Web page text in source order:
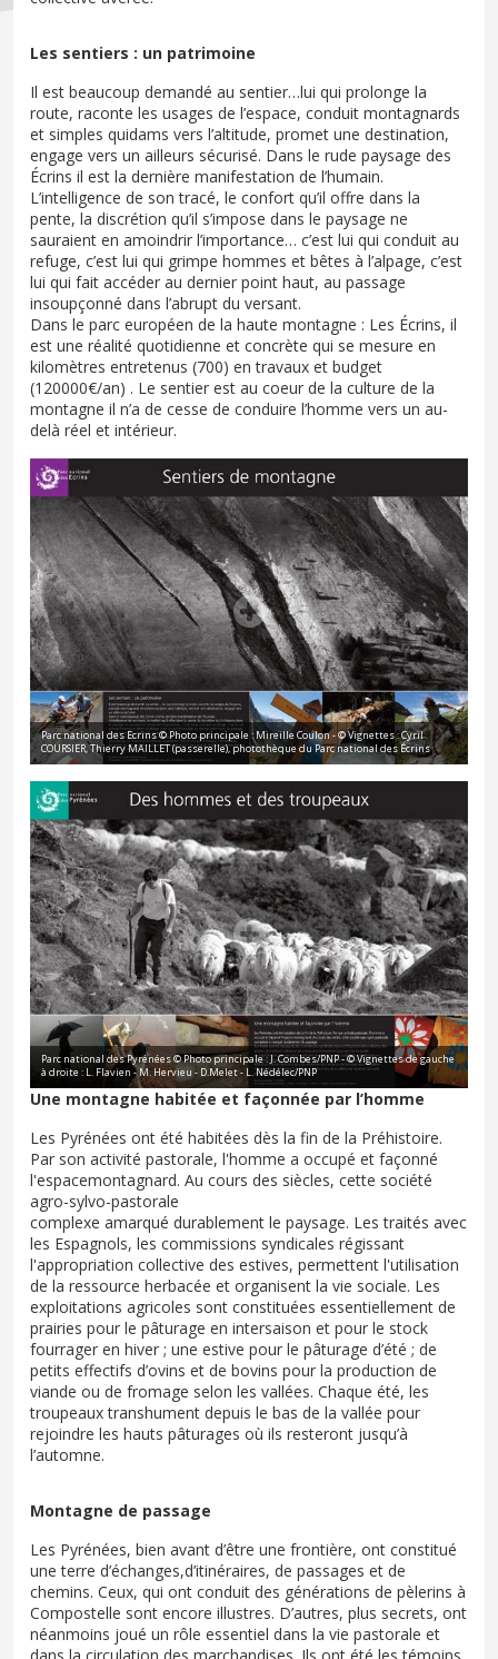
Les sentiers : un patrimoine
Il est beaucoup demandé au sentier…lui qui prolonge la
route, raconte les usages de l’espace, conduit montagnards
et simples quidams vers l’altitude, promet une destination,
engage vers un ailleurs sécurisé. Dans le rude paysage des
Écrins il est la dernière manifestation de l’humain.
L’intelligence de son tracé, le confort qu’il offre dans la
pente, la discrétion qu’il s’impose dans le paysage ne
sauraient en amoindrir l’importance… c’est lui qui conduit au
refuge, c’est lui qui grimpe hommes et bêtes à l’alpage, c’est
lui qui fait accéder au dernier point haut, au passage
insoupçonné dans l’abrupt du versant.
Dans le parc européen de la haute montagne : Les Écrins, il
est une réalité quotidienne et concrète qui se mesure en
kilomètres entretenus (700) en travaux et budget
(120000€/an) . Le sentier est au coeur de la culture de la
montagne il n’a de cesse de conduire l’homme vers un au-
delà réel et intérieur.
Parc national des Ecrins © Photo principale : Mireille Coulon - © Vignettes : Cyril
COURSIER, Thierry MAILLET (passerelle), photothèque du Parc national des Écrins
Parc national des Pyrénées © Photo principale : J. Combes/PNP - © Vignettes de gauche
à droite : L. Flavien - M. Hervieu - D.Melet - L. Nédélec/PNP
Une montagne habitée et façonnée par l’homme
Les Pyrénées ont été habitées dès la fin de la Préhistoire.
Par son activité pastorale, l'homme a occupé et façonné
l'espacemontagnard. Au cours des siècles, cette société
agro-sylvo-pastorale
complexe amarqué durablement le paysage. Les traités avec
les Espagnols, les commissions syndicales régissant
l'appropriation collective des estives, permettent l'utilisation
de la ressource herbacée et organisent la vie sociale. Les
exploitations agricoles sont constituées essentiellement de
prairies pour le pâturage en intersaison et pour le stock
fourrager en hiver ; une estive pour le pâturage d’été ; de
petits effectifs d’ovins et de bovins pour la production de
viande ou de fromage selon les vallées. Chaque été, les
troupeaux transhument depuis le bas de la vallée pour
rejoindre les hauts pâturages où ils resteront jusqu’à
l’automne.
Montagne de passage
Les Pyrénées, bien avant d’être une frontière, ont constitué
une terre d’échanges,d’itinéraires, de passages et de
chemins. Ceux, qui ont conduit des générations de pèlerins à
Compostelle sont encore illustres. D’autres, plus secrets, ont
néanmoins joué un rôle essentiel dans la vie pastorale et